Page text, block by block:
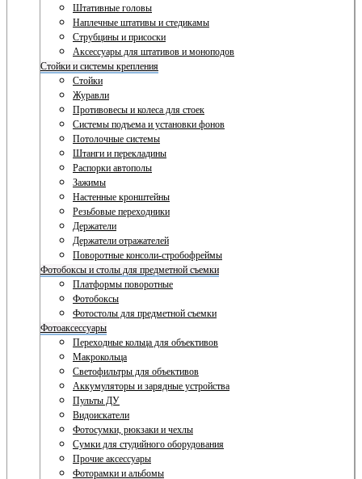
Штативные головы
Наплечные штативы и стедикамы
Струбцины и присоски
Аксессуары для штативов и моноподов
Стойки и системы крепления
Стойки
Журавли
Противовесы и колеса для стоек
Системы подъема и установки фонов
Потолочные системы
Штанги и перекладины
Распорки автополы
Зажимы
Настенные кронштейны
Резьбовые переходники
Держатели
Держатели отражателей
Поворотные консоли-стробофреймы
Фотобоксы и столы для предметной съемки
Платформы поворотные
Фотобоксы
Фотостолы для предметной съемки
Фотоаксессуары
Переходные кольца для объективов
Макрокольца
Светофильтры для объективов
Аккумуляторы и зарядные устройства
Пульты ДУ
Видоискатели
Фотосумки, рюкзаки и чехлы
Сумки для студийного оборудования
Прочие аксессуары
Фоторамки и альбомы